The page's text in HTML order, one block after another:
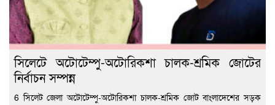
সিলেটে অটোটেম্পু-অটোরিকশা চালক-শ্রমিক জোটের
নির্বাচন সম্পন্ন
6 সিলেট জেলা অটোটেম্পু-অটোরিকশা চালক-শ্রমিক জোট বাংলাদেশের সড়ক